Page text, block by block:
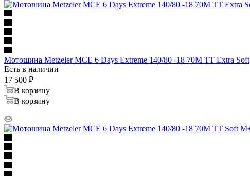
Мотошина Metzeler MCE 6 Days Extreme 140/80 -18 70M TT Extra Soft
Есть в наличии
17 500 ₽
В корзину
В корзину